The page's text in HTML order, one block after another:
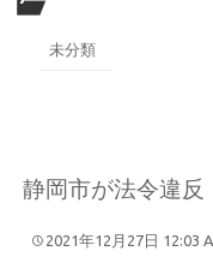
未分類
静岡市が法令違反
2021年12月27日 12:03